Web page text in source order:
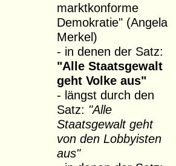
marktkonforme
Demokratie" (Angela
Merkel)
- in denen der Satz:
"Alle Staatsgewalt
geht Volke aus"
- längst durch den
Satz: "Alle
Staatsgewalt geht
von den Lobbyisten
aus"